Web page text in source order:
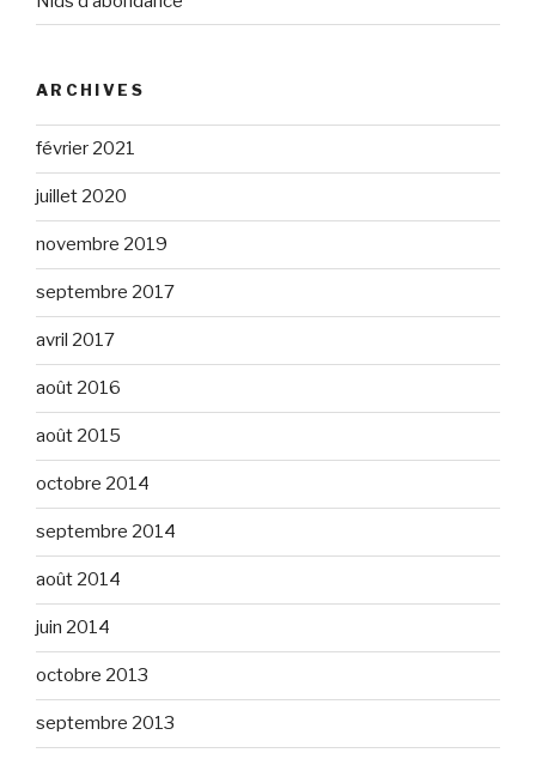
ARCHIVES
février 2021
juillet 2020
novembre 2019
septembre 2017
avril 2017
août 2016
août 2015
octobre 2014
septembre 2014
août 2014
juin 2014
octobre 2013
septembre 2013